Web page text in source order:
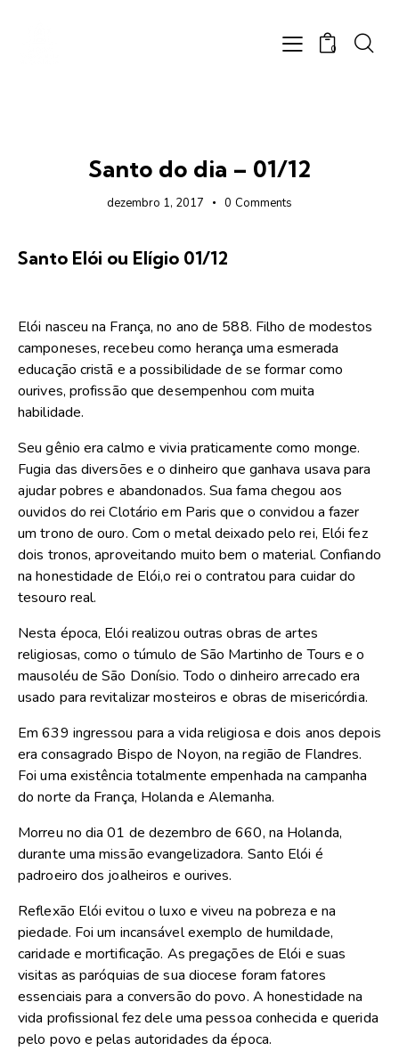
0
Santo do dia – 01/12
dezembro 1, 2017 0 Comments
Santo Elói ou Elígio 01/12
Elói nasceu na França, no ano de 588. Filho de modestos
camponeses, recebeu como herança uma esmerada
educação cristã e a possibilidade de se formar como
ourives, profissão que desempenhou com muita
habilidade.
Seu gênio era calmo e vivia praticamente como monge.
Fugia das diversões e o dinheiro que ganhava usava para
ajudar pobres e abandonados. Sua fama chegou aos
ouvidos do rei Clotário em Paris que o convidou a fazer
um trono de ouro. Com o metal deixado pelo rei, Elói fez
dois tronos, aproveitando muito bem o material. Confiando
na honestidade de Elói,o rei o contratou para cuidar do
tesouro real.
Nesta época, Elói realizou outras obras de artes
religiosas, como o túmulo de São Martinho de Tours e o
mausoléu de São Donísio. Todo o dinheiro arrecado era
usado para revitalizar mosteiros e obras de misericórdia.
Em 639 ingressou para a vida religiosa e dois anos depois
era consagrado Bispo de Noyon, na região de Flandres.
Foi uma existência totalmente empenhada na campanha
do norte da França, Holanda e Alemanha.
Morreu no dia 01 de dezembro de 660, na Holanda,
durante uma missão evangelizadora. Santo Elói é
padroeiro dos joalheiros e ourives.
Reflexão Elói evitou o luxo e viveu na pobreza e na
piedade. Foi um incansável exemplo de humildade,
caridade e mortificação. As pregações de Elói e suas
visitas as paróquias de sua diocese foram fatores
essenciais para a conversão do povo. A honestidade na
vida profissional fez dele uma pessoa conhecida e querida
pelo povo e pelas autoridades da época.